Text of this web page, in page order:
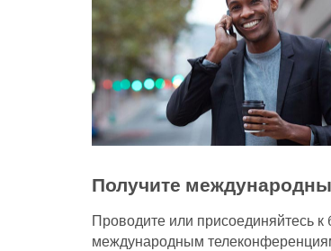
Получите
Проводите или присоединяйтесь
международным